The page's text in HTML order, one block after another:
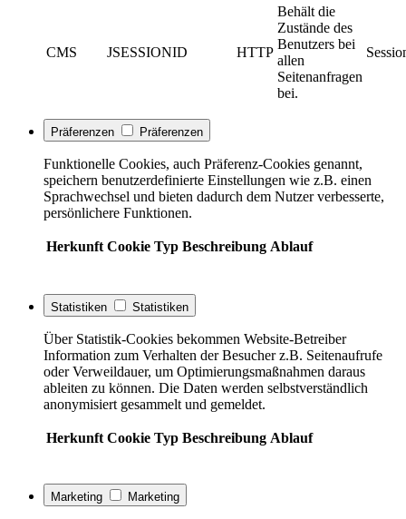
CMS JSESSIONID HTTP
Behält die
Zustände des
Benutzers bei
allen
Seitenanfragen
bei.
Präferenzen Präferenzen
Funktionelle Cookies, auch Präferenz-Cookies genannt,
speichern benutzerdefinierte Einstellungen wie z.B. einen
Sprachwechsel und bieten dadurch dem Nutzer verbesserte,
persönlichere Funktionen.
Herkunft Cookie Typ Beschreibung Ablauf
Statistiken Statistiken
Über Statistik-Cookies bekommen Website-Betreiber
Information zum Verhalten der Besucher z.B. Seitenaufrufe
oder Verweildauer, um Optimierungsmaßnahmen daraus
ableiten zu können. Die Daten werden selbstverständlich
anonymisiert gesammelt und gemeldet.
Herkunft Cookie Typ Beschreibung Ablauf
Marketing Marketing